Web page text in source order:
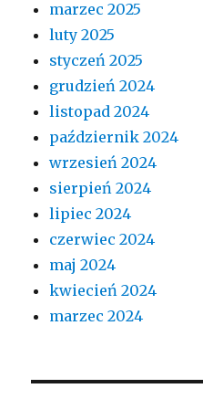
marzec 2025
luty 2025
styczeń 2025
grudzień 2024
listopad 2024
październik 2024
wrzesień 2024
sierpień 2024
lipiec 2024
czerwiec 2024
maj 2024
kwiecień 2024
marzec 2024